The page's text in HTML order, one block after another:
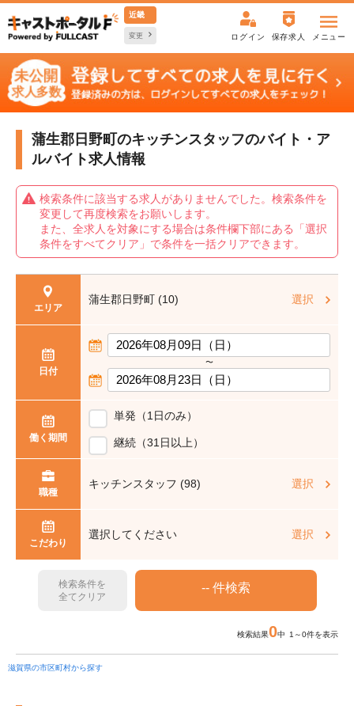
近畿
変更 ログイン 保存求人 メニュー
蒲生郡日野町のキッチンスタッフのバイト・ア
ルバイト求人情報
検索条件に該当する求人がありませんでした。検索条件を
変更して再度検索をお願いします。
また、全求人を対象にする場合は条件欄下部にある「選択
条件をすべてクリア」で条件を一括クリアできます。
エリア
蒲生郡日野町 (10) 選択
日付
〜
働く期間
単発（1日のみ）
継続（31日以上）
職種
キッチンスタッフ (98) 選択
こだわり
選択してください 選択
検索条件を
全てクリア
検索結果0中 1～0件を表示
滋賀県の市区町村から探す